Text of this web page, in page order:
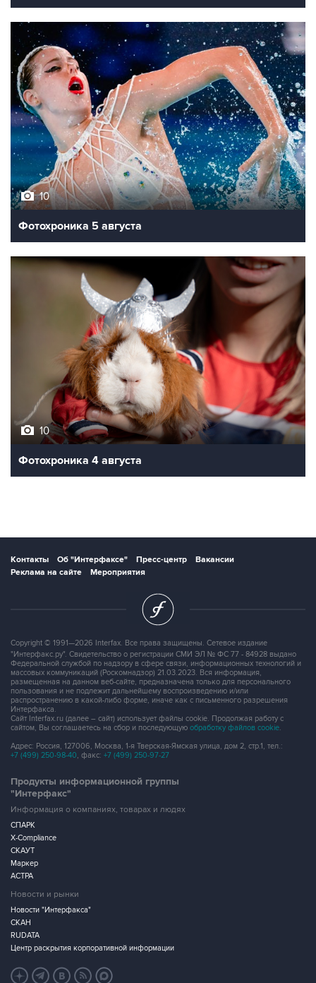
10
Фотохроника 5 августа
10
Фотохроника 4 августа
Контакты Об "Интерфаксе" Пресс-центр
Вакансии
Реклама на сайте
Мероприятия
Copyright © 1991—2026 Interfax. Все права защищены. Сетевое издание
"Интерфакс.ру". Свидетельство о регистрации СМИ ЭЛ № ФС 77 - 84928 выдано
Федеральной службой по надзору в сфере связи, информационных технологий и
массовых коммуникаций (Роскомнадзор) 21.03.2023. Вся информация,
размещенная на данном веб-сайте, предназначена только для персонального
пользования и не подлежит дальнейшему воспроизведению и/или
распространению в какой-либо форме, иначе как с письменного разрешения
Интерфакса.
Сайт Interfax.ru (далее – сайт) использует файлы cookie. Продолжая работу с
сайтом, Вы соглашаетесь на сбор и последующую обработку файлов cookie.
Адрес: Россия, 127006, Москва, 1-я Тверская-Ямская улица, дом 2, стр.1, тел.:
+7 (499) 250-98-40, факс: +7 (499) 250-97-27
Продукты информационной группы
"Интерфакс"
Информация о компаниях, товарах и людях
СПАРК
X-Compliance
СКАУТ
Маркер
АСТРА
Новости и рынки
Новости "Интерфакса"
СКАН
RUDATA
Центр раскрытия корпоративной информации